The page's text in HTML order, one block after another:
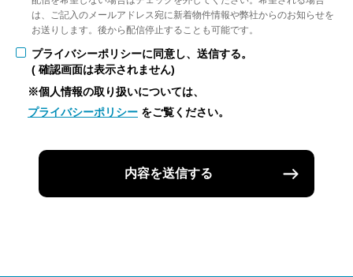
は、ご記入のメールアドレス宛に新着物件情報や弊社からのお知らせを
お送りします。後から配信停止することも可能です。
プライバシーポリシーに同意し、送信する。
( 確認画面は表示されません)
※個人情報の取り扱いについては、
プライバシーポリシー をご覧ください。
内容を送信する